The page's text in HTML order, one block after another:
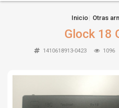
ARMAS CORTAS
TIRO Y COMPETICIÓN
AIRE COMPRIMIDO
Inicio Otras
Glock 18
1410618913-0423 1096